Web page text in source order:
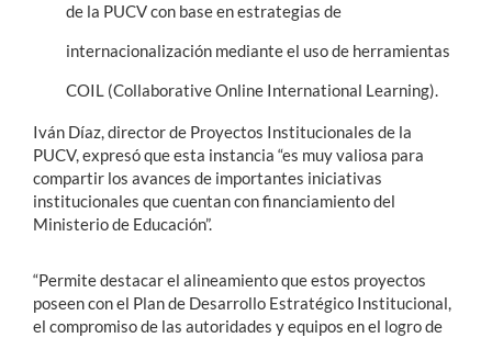
de la PUCV con base en estrategias de
internacionalización mediante el uso de herramientas
COIL (Collaborative Online International Learning).
Iván Díaz, director de Proyectos Institucionales de la
PUCV, expresó que esta instancia “es muy valiosa para
compartir los avances de importantes iniciativas
institucionales que cuentan con financiamiento del
Ministerio de Educación”.
“Permite destacar el alineamiento que estos proyectos
poseen con el Plan de Desarrollo Estratégico Institucional,
el compromiso de las autoridades y equipos en el logro de